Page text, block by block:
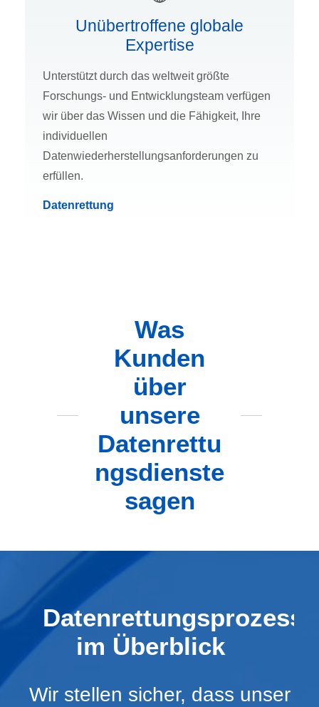
Unübertroffene globale
Expertise
Unterstützt durch das weltweit größte
Forschungs- und Entwicklungsteam verfügen
wir über das Wissen und die Fähigkeit, Ihre
individuellen
Datenwiederherstellungsanforderungen zu
erfüllen.
Datenrettung
Was
Kunden
über
unsere
Datenrettu
ngsdienste
sagen
Datenrettungsprozess
im Überblick
Wir stellen sicher, dass unser